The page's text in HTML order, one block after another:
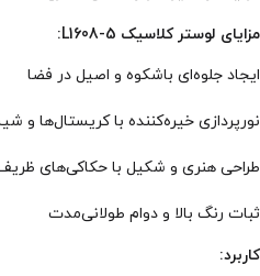
مزایای لوستر کلاسیک L1608-5:
ایجاد جلوه‌ای باشکوه و اصیل در فضا
نورپردازی خیره‌کننده با کریستال‌ها و
طراحی هنری و شکیل با حکاکی‌های
ثبات رنگ بالا و دوام طولانی‌مدت
کاربرد: